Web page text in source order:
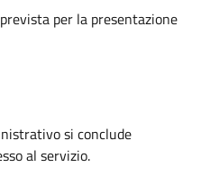
per la presentazione
si conclude
al servizio.